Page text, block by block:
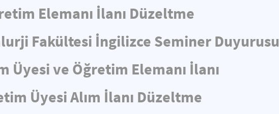
Elemanı İlanı Düzeltme
Fakültesi İngilizce Seminer Duyurusu
Üyesi ve Öğretim Elemanı İlanı
Üyesi Alım İlanı Düzeltme